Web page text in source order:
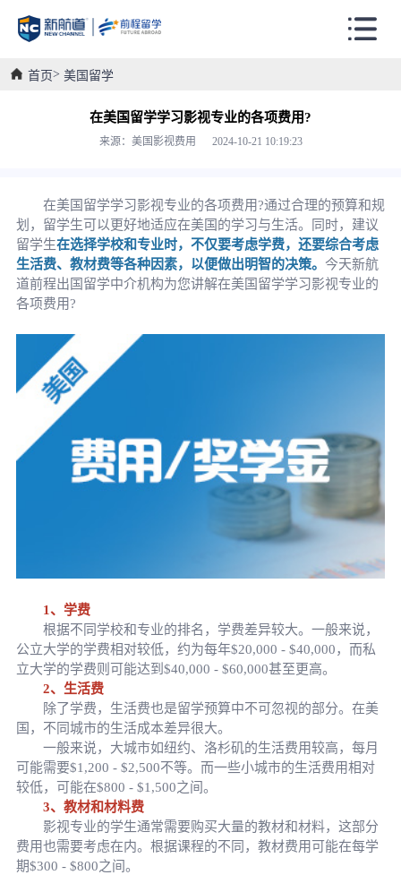
首页 美国留学
在美国留学学习影视专业的各项费用?
来源：美国影视费用 2024-10-21 10:19:23
在美国留学学习影视专业的各项费用?通过合理的预算和规
划，留学生可以更好地适应在美国的学习与生活。同时，建议
留学生在选择学校和专业时，不仅要考虑学费，还要综合考虑
生活费、教材费等各种因素，以便做出明智的决策。 今天新航
道前程出国留学中介机构为您讲解在美国留学学习影视专业的
各项费用?
1、学费
根据不同学校和专业的排名，学费差异较大。一般来说，
公立大学的学费相对较低，约为每年$20,000 - $40,000，而私
立大学的学费则可能达到$40,000 - $60,000甚至更高。
2、生活费
除了学费，生活费也是留学预算中不可忽视的部分。在美
国，不同城市的生活成本差异很大。
一般来说，大城市如纽约、洛杉矶的生活费用较高，每月
可能需要$1,200 - $2,500不等。而一些小城市的生活费用相对
较低，可能在$800 - $1,500之间。
3、教材和材料费
影视专业的学生通常需要购买大量的教材和材料，这部分
费用也需要考虑在内。根据课程的不同，教材费用可能在每学
期$300 - $800之间。